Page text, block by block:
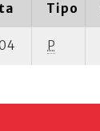
Tipo
P